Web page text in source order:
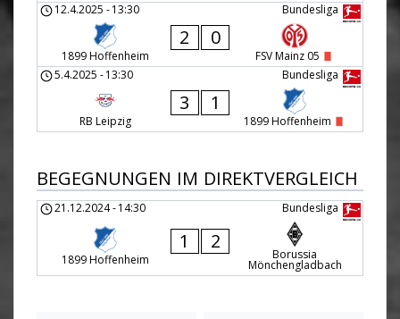
Bundesliga
12.4.2025 -13:30
1899 Hoffenheim
2 0
FSV Mainz 05
Bundesliga
5.4.2025 -13:30
RB Leipzig
3 1
1899 Hoffenheim
BEGEGNUNGEN IM DIREKTVERGLEICH
Bundesliga
21.12.2024-14:30
1899 Hoffenheim
1 2
Borussia
Mönchengladbach